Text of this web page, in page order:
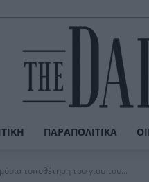
ΠΑΡΑΠΟΛΙΤΙΚΆ
τοποθέτηση του γιου του...